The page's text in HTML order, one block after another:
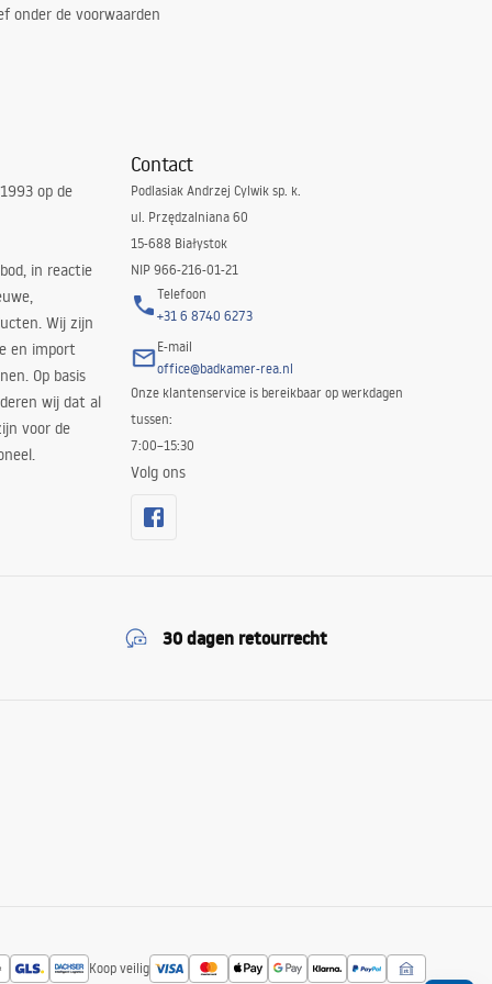
onder de voorwaarden
op de
in reactie
Wij zijn
en import
Op basis
wij dat al
voor de
Contact
Podlasiak Andrzej Cylwik sp. k.
ul. Przędzalniana 60
15-688 Białystok
NIP 966-216-01-21
Telefoon
+31 6 8740 6273
E-mail
office@badkamer-rea.nl
Onze klantenservice is bereikbaar op werkdagen
tussen:
7:00–15:30
Volg ons
30 dagen retourrecht
Koop veilig